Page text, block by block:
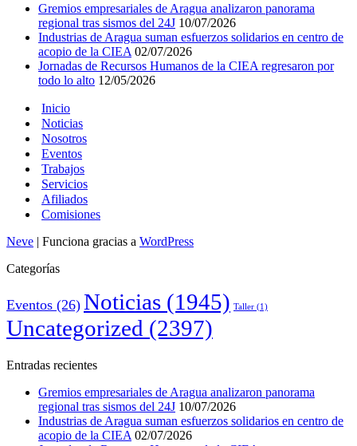
Gremios empresariales de Aragua analizaron panorama
regional tras sismos del 24J 10/07/2026
Industrias de Aragua suman esfuerzos solidarios en centro de
acopio de la CIEA 02/07/2026
Jornadas de Recursos Humanos de la CIEA regresaron por
todo lo alto 12/05/2026
Inicio
Noticias
Nosotros
Eventos
Trabajos
Servicios
Afiliados
Comisiones
Neve | Funciona gracias a WordPress
Categorías
Eventos (26) Noticias (1945) Taller (1)
Uncategorized (2397)
Entradas recientes
Gremios empresariales de Aragua analizaron panorama
regional tras sismos del 24J 10/07/2026
Industrias de Aragua suman esfuerzos solidarios en centro de
acopio de la CIEA 02/07/2026